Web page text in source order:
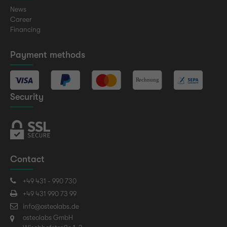
News
Career
Financing
Payment methods
Security
Contact
+49 431 - 990 730
+49 431 990 73 99
info@osteolabs.de
osteolabs GmbH